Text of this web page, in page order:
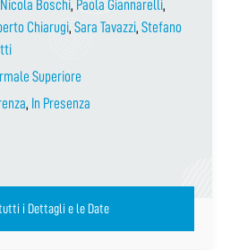
Nicola Boschi, Paola Giannarelli,
Chiarugi, Sara Tavazzi, Stefano
Superiore
, In Presenza
i Dettagli e le Date